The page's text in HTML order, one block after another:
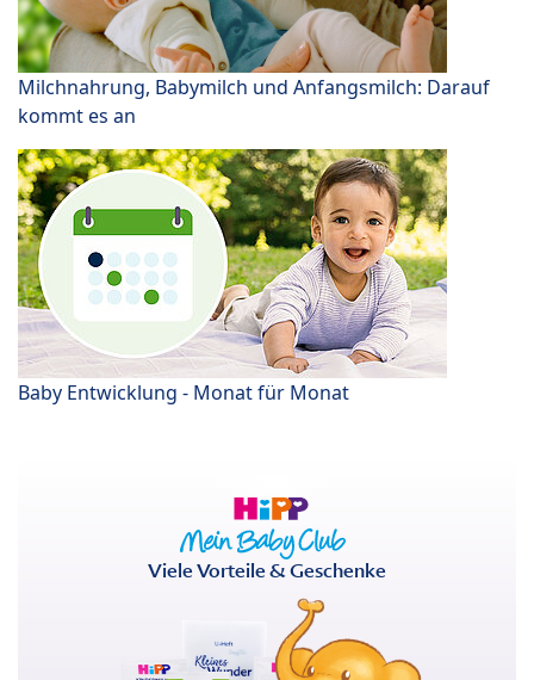
Milchnahrung, Babymilch und Anfangsmilch: Darauf
kommt es an
Baby Entwicklung - Monat für Monat
Viele Vorteile & Geschenke